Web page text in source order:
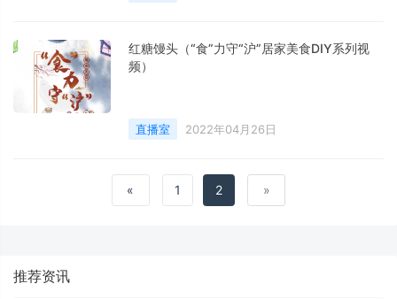
红糖馒头（“食”力守“沪”居家美食DIY系列视
频）
直播室 2022年04月26日
« 1 2 »
推荐资讯